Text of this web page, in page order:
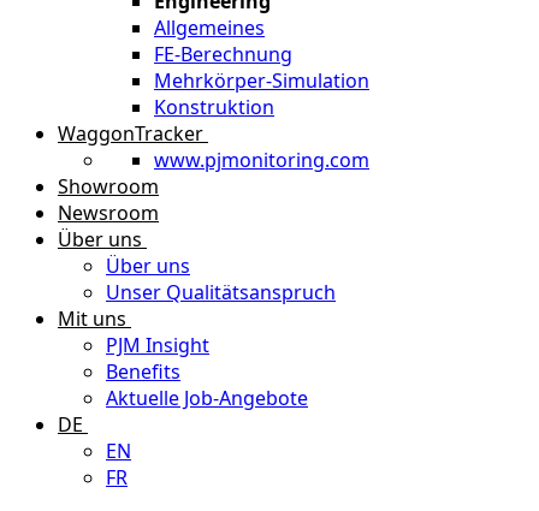
Allgemeines
FE-Berechnung
Mehrkörper-Simulation
Konstruktion
WaggonTracker
www.pjmonitoring.com
Showroom
Newsroom
Über uns
Über uns
Unser Qualitätsanspruch
Mit uns
PJM Insight
Benefits
Aktuelle Job-Angebote
DE
EN
FR